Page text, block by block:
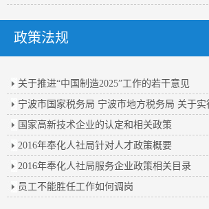
政策法规
关于推进“中国制造2025”工作的若干意见
国家高新技术企业的认定和相关政策
2016年奉化人社局针对人才政策概要
2016年奉化人社局服务企业政策相关目录
员工不能胜任工作如何调岗